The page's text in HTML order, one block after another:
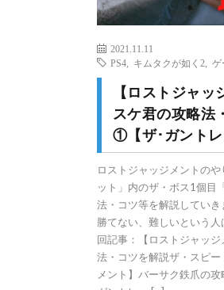
2021.11.11
PS4
キムタクが如く2 ゲ
【ロストジャ
スケ君の攻略法
①【ザ･ガントレ
ロストジャッジメントの
ット」内のザ・ボス1個目
法・コツ等を解説していき
勝てない、難しいという
回記事：【ロストジャッ
法・コツを解説ザ・スピ
メント】バーサク鉄爪の